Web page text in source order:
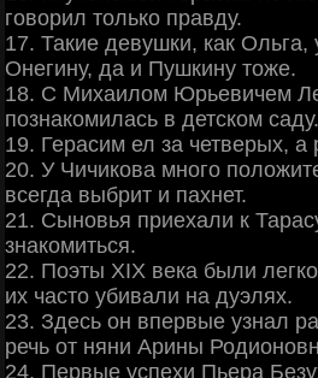
говорил только правду.
17. Такие девушки, как
Онегину, да и Пушкину тоже.
18. С Михаилом Юрьевичем
познакомилась в детском саду.
19. Герасим ел за четверых, а
20. У Чичикова много
всегда выбрит и пахнет.
21. Сыновья приехали к
знакомиться.
22. Поэты XIX века были
их часто убивали на дуэлях.
23. Здесь он впервые узнал
речь от няни Арины
24. Первые успехи Пьера